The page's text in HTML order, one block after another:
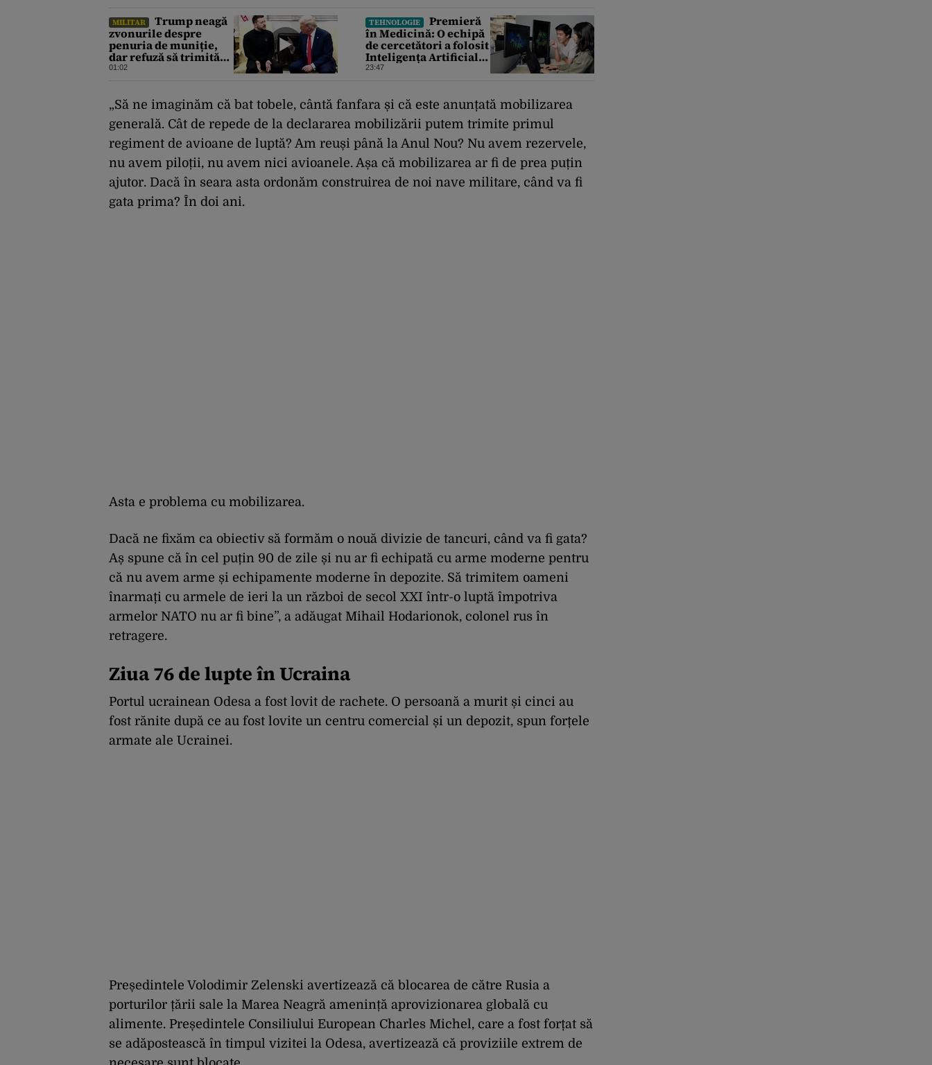
MILITAR
Trump neagă
zvonurile despre
penuria de muniție,
dar refuză să trimită
rachete Ucrainei:
01:02
TEHNOLOGIE
Premieră
în Medicină: O echipă
de cercetători a folosit
Inteligența Artificială
pentru a crea primele
23:47
„Să ne imaginăm că bat tobele, cântă fanfara și că este anunțată mobilizarea
generală. Cât de repede de la declararea mobilizării putem trimite primul
regiment de avioane de luptă? Am reuși până la Anul Nou? Nu avem rezervele,
nu avem piloții, nu avem nici avioanele. Așa că mobilizarea ar fi de prea puțin
ajutor. Dacă în seara asta ordonăm construirea de noi nave militare, când va fi
gata prima? În doi ani.
Asta e problema cu mobilizarea.
Dacă ne fixăm ca obiectiv să formăm o nouă divizie de tancuri, când va fi gata?
Aș spune că în cel puțin 90 de zile și nu ar fi echipată cu arme moderne pentru
că nu avem arme și echipamente moderne în depozite. Să trimitem oameni
înarmați cu armele de ieri la un război de secol XXI într-o luptă împotriva
armelor NATO nu ar fi bine”, a adăugat Mihail Hodarionok, colonel rus în
retragere.
Ziua 76 de lupte în Ucraina
Portul ucrainean Odesa a fost lovit de rachete. O persoană a murit și cinci au
fost rănite după ce au fost lovite un centru comercial și un depozit, spun forțele
armate ale Ucrainei.
Președintele Volodimir Zelenski avertizează că blocarea de către Rusia a
porturilor țării sale la Marea Neagră amenință aprovizionarea globală cu
alimente. Președintele Consiliului European Charles Michel, care a fost forțat să
se adăpostească în timpul vizitei la Odesa, avertizează că proviziile extrem de